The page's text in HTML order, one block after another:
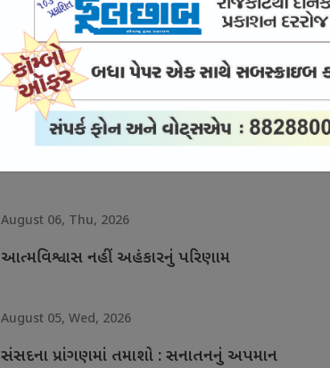
August 07, Fri, 2026
ગરિમા ચૂકયા ઉદયનિધિ
August 06, Thu, 2026
August 06, Thu, 2026
આત્મવિશ્વાસ નહીં અહંકારનું પરિણામ
August 05, Wed, 2026
સંસદના પ્રાંગણમાં તમાશો : સનાતનનું અપમાન